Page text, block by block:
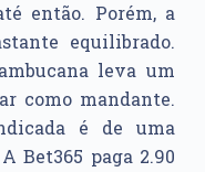
então. Porém, a
equilibrado.
leva um
como mandante.
é de uma
Bet365 paga 2.90